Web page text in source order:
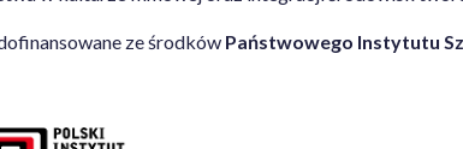
ze środków Państwowego Instytutu